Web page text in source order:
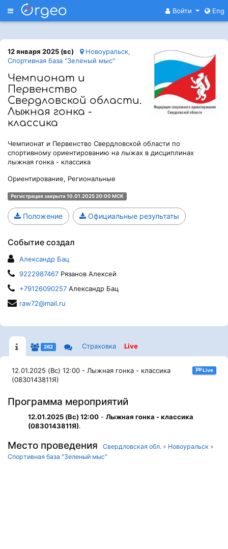
Меню Войти Eng
12 января 2025 (вс)
Новоуральск,
Спортивная база "Зеленый мыс"
Чемпионат и
Первенство
Свердловской области.
Лыжная гонка -
классика
Чемпионат и Первенство Свердловской области по
спортивному ориентированию на лыжах в дисциплинах
лыжная гонка - классика
Ориентирование, Региональные
Регистрация закрыта 10.01.2025 20:00 МСК
Положение Официальные результаты
Событие создал
Александр Бац
9222987467 Рязанов Алексей
+79126090257 Александр Бац
raw72@mail.ru
262 Страховка Live
12.01.2025 (Вс) 12:00 - Лыжная гонка - классика
(0830143811Я)
Live
Программа мероприятий
12.01.2025 (Вс) 12:00 - Лыжная гонка - классика
(0830143811Я).
Место проведения Свердловская обл. » Новоуральск »
Спортивная база "Зеленый мыс"